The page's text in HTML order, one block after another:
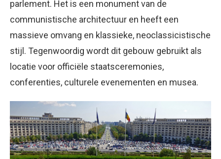
parlement. Het is een monument van de
communistische architectuur en heeft een
massieve omvang en klassieke, neoclassicistische
stijl. Tegenwoordig wordt dit gebouw gebruikt als
locatie voor officiële staatsceremonies,
conferenties, culturele evenementen en musea.